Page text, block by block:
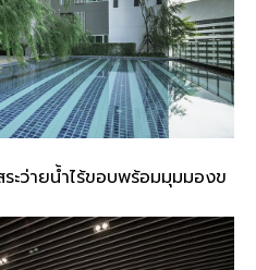
ว่ายน้ำไร้ขอบพร้อมมุมมองข